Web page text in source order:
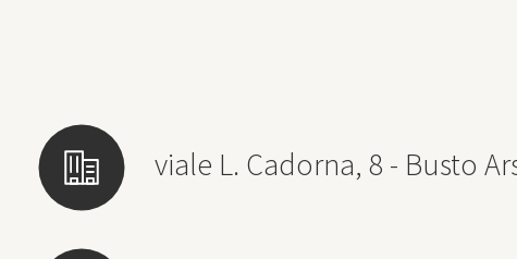
viale L. Cadorna, 8 - Busto